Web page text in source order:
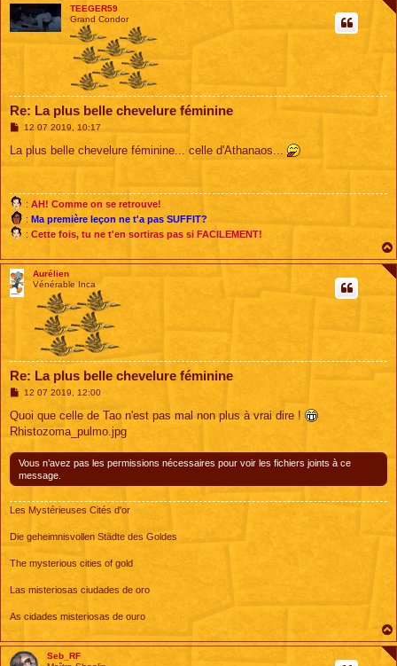
TEEGER59
Grand Condor
Re: La plus belle chevelure féminine
M
s
12 07 2019, 10:17
La plus belle chevelure féminine... celle d'Athanaos...
: AH! Comme on se retrouve!
: Ma première leçon ne t'a pas SUFFIT?
: Cette fois, tu ne t'en sortiras pas si FACILEMENT!
Aurélien
Vénérable Inca
Re: La plus belle chevelure féminine
M
s
a
e
12 07 2019, 12:00
Quoi que celle de Tao n'est pas mal non plus à vrai dire !
Rhistozoma_pulmo.jpg
Vous n’avez pas les permissions nécessaires pour voir les fichiers joints à ce
message.
Les Mystérieuses Cités d'or
Die geheimnisvollen Städte des Goldes
The mysterious cities of gold
Las misteriosas ciudades de oro
As cidades misteriosas de ouro
Seb_RF